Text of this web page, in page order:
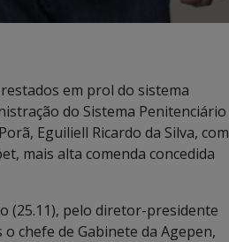
em prol do sistema
do Sistema Penitenciário
Eguiliell Ricardo da Silva, com
mais alta comenda concedida
(25.11), pelo diretor-presidente
chefe de Gabinete da Agepen,